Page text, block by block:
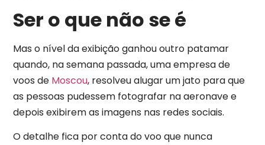
Ser o que não se é
Mas o nível da exibição ganhou outro patamar
quando, na semana passada, uma empresa de
voos de Moscou, resolveu alugar um jato para que
as pessoas pudessem fotografar na aeronave e
depois exibirem as imagens nas redes sociais.
O detalhe fica por conta do voo que nunca